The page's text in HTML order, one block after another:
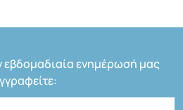
εβδομαδιαία ενημέρωσή μας